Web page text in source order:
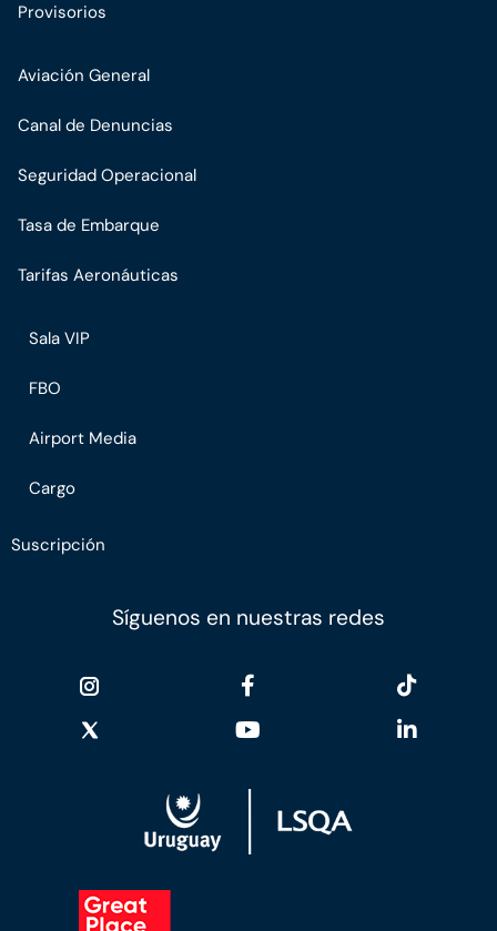
Provisorios
Aviación General
Canal de Denuncias
Seguridad Operacional
Tasa de Embarque
Tarifas Aeronáuticas
Sala VIP
FBO
Airport Media
Cargo
Suscripción
Síguenos en nuestras redes